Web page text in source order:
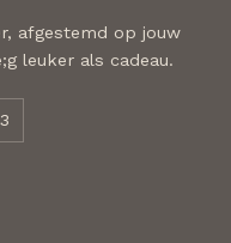
afgestemd op jouw
leuker als cadeau.